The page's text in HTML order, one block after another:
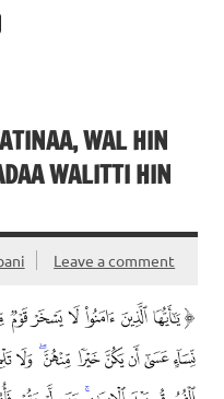
WAL HIN
WALITTI HIN
Leave a comment